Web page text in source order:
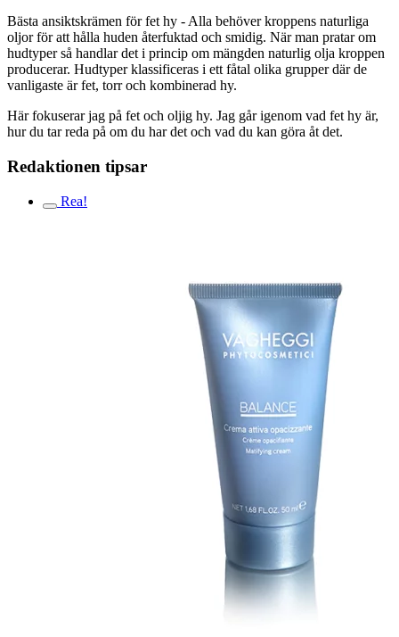
Bästa ansiktskrämen för fet hy - Alla behöver kroppens naturliga
oljor för att hålla huden återfuktad och smidig. När man pratar om
hudtyper så handlar det i princip om mängden naturlig olja kroppen
producerar. Hudtyper klassificeras i ett fåtal olika grupper där de
vanligaste är fet, torr och kombinerad hy.
Här fokuserar jag på fet och oljig hy. Jag går igenom vad fet hy är,
hur du tar reda på om du har det och vad du kan göra åt det.
Redaktionen tipsar
Rea!